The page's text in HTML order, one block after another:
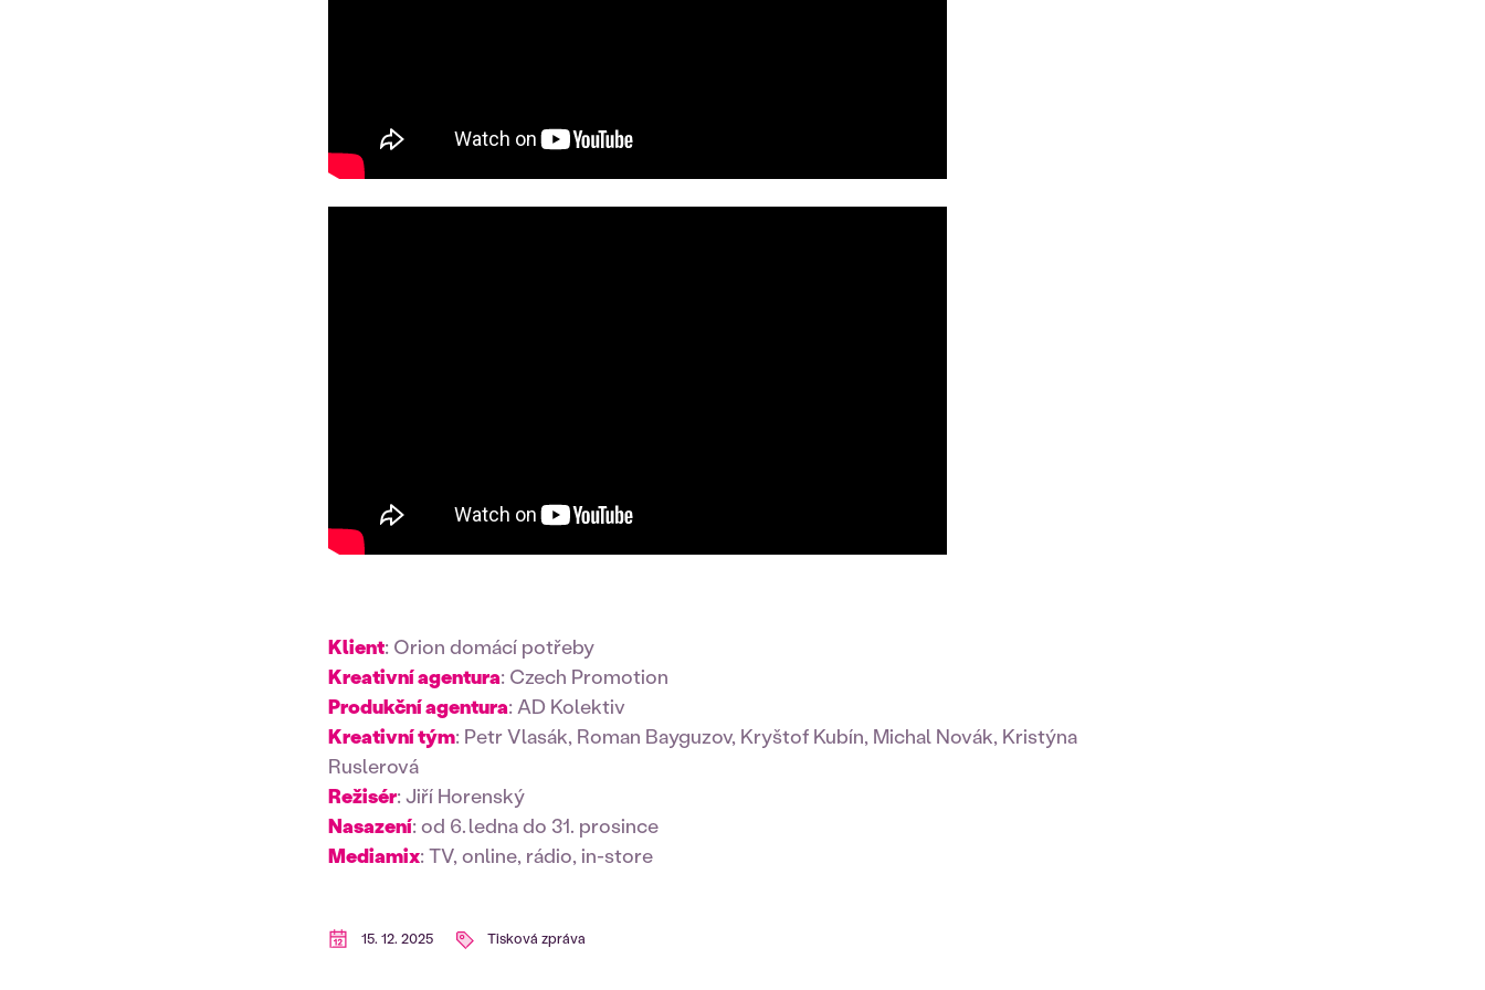
Klient: Orion domácí potřeby
Kreativní agentura: Czech Promotion
Produkční agentura: AD Kolektiv
Kreativní tým: Petr Vlasák, Roman Bayguzov, Kryštof Kubín, Michal Novák, Kristýna
Ruslerová
Režisér: Jiří Horenský
Nasazení: od 6. ledna do 31. prosince
Mediamix: TV, online, rádio, in-store
15. 12. 2025 Tisková zpráva